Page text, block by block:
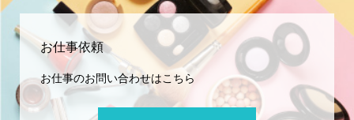
お仕事依頼
お仕事のお問い合わせはこちら